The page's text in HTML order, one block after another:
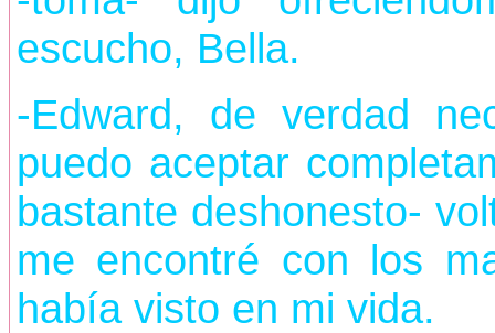
escucho, Bella.
-Edward, de verdad
puedo aceptar
bastante deshonesto-
me encontré con los
había visto en mi vida.